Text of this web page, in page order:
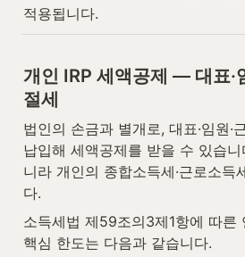
적용됩니다.
개인 IRP 세액공제 — 대표·
절세
법인의 손금과 별개로, 대표·임원·
납입해 세액공제를 받을 수 있습
니라 개인의 종합소득세·근로소득
다.
소득세법 제59조의3제1항에 따른
핵심 한도는 다음과 같습니다.